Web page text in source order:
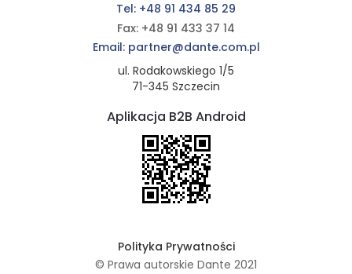
Tel: +48 91 434 85 29
Fax: +48 91 433 37 14
Email: partner@dante.com.pl
ul. Rodakowskiego 1/5
71-345 Szczecin
Aplikacja B2B Android
Polityka Prywatności
© Prawa autorskie Dante 2021